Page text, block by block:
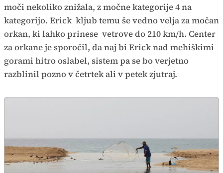
moči nekoliko znižala, z močne kategorije 4 na
kategorijo. Erick kljub temu še vedno velja za močan
orkan, ki lahko prinese vetrove do 210 km/h. Center
za orkane je sporočil, da naj bi Erick nad mehiškimi
gorami hitro oslabel, sistem pa se bo verjetno
razblinil pozno v četrtek ali v petek zjutraj.